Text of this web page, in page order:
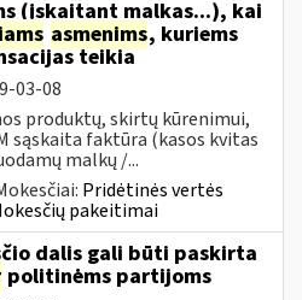
(įskaitant malkas...), kai
asmenims, kuriems
teikia
03-08
produktų, skirtų kūrenimui,
sąskaita faktūra (kasos kvitas
malkų /...
Pridėtinės vertės
pakeitimai
dalis gali būti paskirta
politinėms partijoms